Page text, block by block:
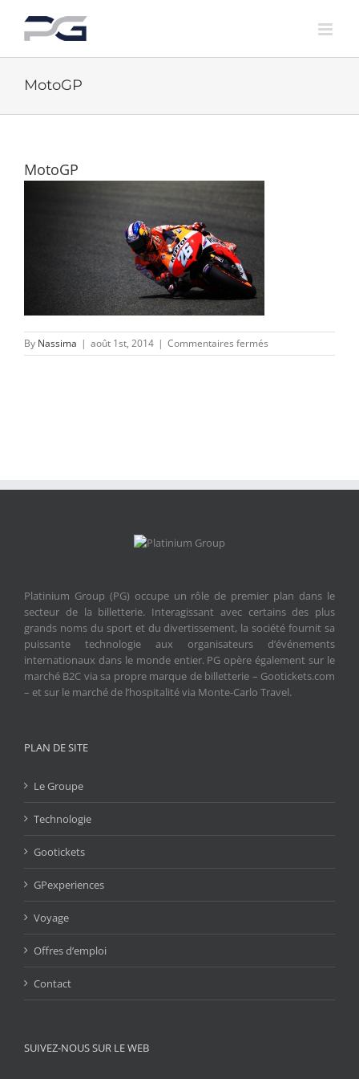
content
MotoGP
MotoGP
By Nassima | août 1st, 2014 | Commentaires fermés
MotoGP
Platinium Group (PG) occupe un rôle de premier plan dans le
secteur de la billetterie. Interagissant avec certains des plus
grands noms du sport et du divertissement, la société fournit sa
puissante technologie aux organisateurs d’événements
internationaux dans le monde entier. PG opère également sur le
marché B2C via sa propre marque de billetterie – Gootickets.com
– et sur le marché de l’hospitalité via Monte-Carlo Travel.
PLAN DE SITE
Le Groupe
Technologie
Gootickets
GPexperiences
Voyage
Offres d’emploi
Contact
SUIVEZ-NOUS SUR LE WEB